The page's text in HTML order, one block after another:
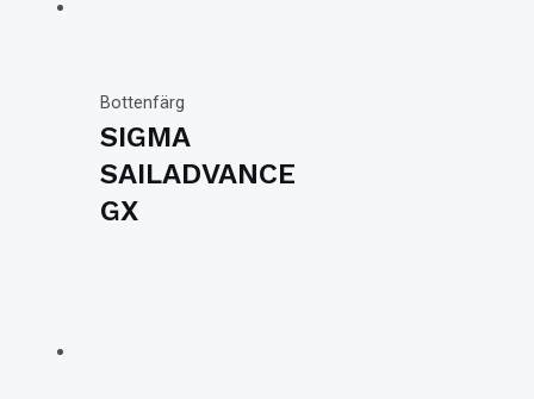
Bottenfärg
SIGMA
SAILADVANCE
GX